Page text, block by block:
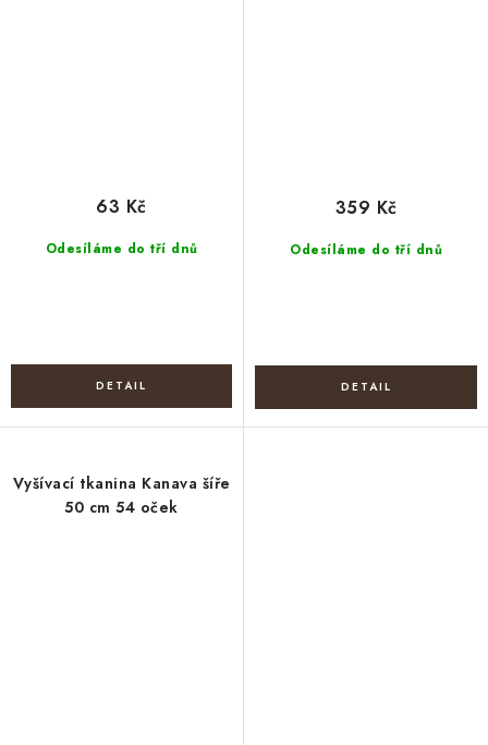
Odesíláme do tří dnů
63 Kč
Odesíláme do tří dnů
359 Kč
Vyšívací tkanina Kanava šíře
50 cm 54 oček